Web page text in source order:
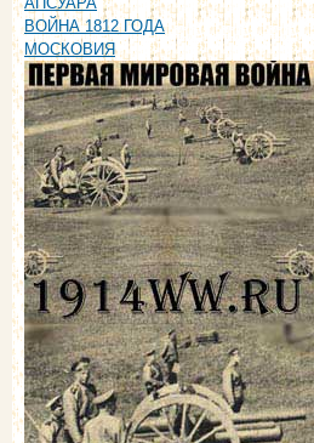
ВОЙНА 1812 ГОДА
МОСКОВИЯ